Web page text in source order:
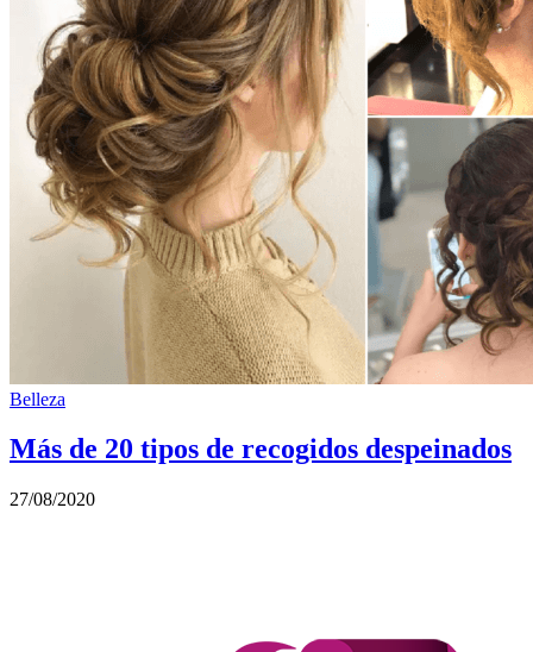
Belleza
Más de 20 tipos de recogidos despeinados
27/08/2020